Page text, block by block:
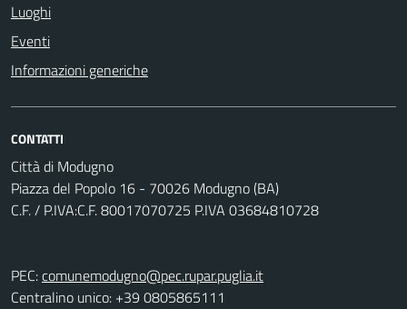
Luoghi
Eventi
Informazioni generiche
CONTATTI
Città di Modugno
Piazza del Popolo 16 - 70026 Modugno (BA)
C.F. / P.IVA:C.F. 80017070725 P.IVA 03684810728
PEC:comunemodugno@pec.rupar.puglia.it
Centralino unico: +39 0805865111